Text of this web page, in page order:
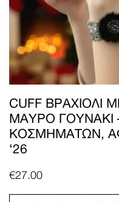
CUFF ΒΡΑΧΙΌΛΙ
ΜΑΎΡΟ
ΚΟΣΜΗΜΆΤΩΝ,
‘26
€27.00